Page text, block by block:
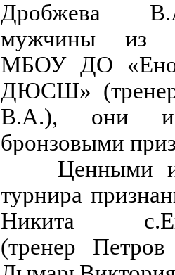
Дробжева
мужчины из
МБОУ ДО
ДЮСШ»
В.А.), они и
бронзовыми
Ценными
турнира
Никита
(тренер